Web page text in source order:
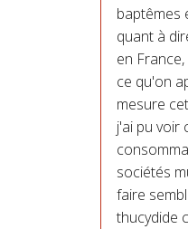
baptêmes
quant à
en
ce qu'on
mesure
j'ai pu voir
sociétés
faire
thucydide